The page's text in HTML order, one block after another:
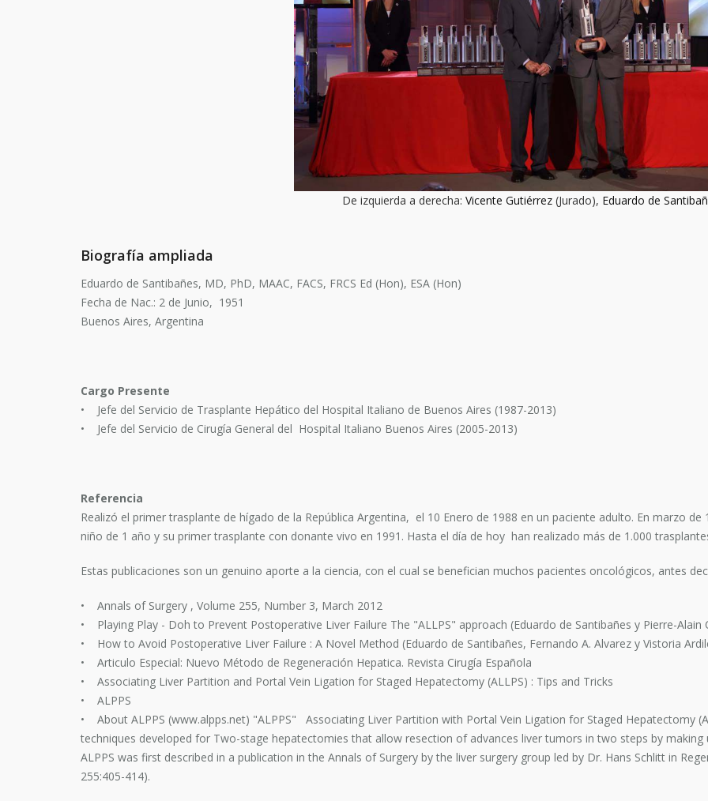
De izquierda a derecha: Vicente Gutiérrez (Jurado), Eduardo de
Biografía ampliada
Eduardo de Santibañes, MD, PhD, MAAC, FACS, FRCS Ed (Hon), ESA (Hon)
Fecha de Nac.: 2 de Junio, 1951
Buenos Aires, Argentina
Cargo Presente
• Jefe del Servicio de Trasplante Hepático del Hospital Italiano de Buenos Aires (1987-2013)
• Jefe del Servicio de Cirugía General del Hospital Italiano Buenos Aires (2005-2013)
Referencia
Realizó el primer trasplante de hígado de la República Argentina, el 10 Enero de 1988 en un paciente adulto. En marzo
niño de 1 año y su primer trasplante con donante vivo en 1991. Hasta el día de hoy han realizado más de 1.000
Estas publicaciones son un genuino aporte a la ciencia, con el cual se benefician muchos pacientes oncológicos, antes
• Annals of Surgery , Volume 255, Number 3, March 2012
• Playing Play - Doh to Prevent Postoperative Liver Failure The "ALLPS" approach (Eduardo de Santibañes y Pierre-Alain
• How to Avoid Postoperative Liver Failure : A Novel Method (Eduardo de Santibañes, Fernando A. Alvarez y Vistoria
• Articulo Especial: Nuevo Método de Regeneración Hepatica. Revista Cirugía Española
• Associating Liver Partition and Portal Vein Ligation for Staged Hepatectomy (ALLPS) : Tips and Tricks
• ALPPS
• About ALPPS (www.alpps.net) "ALPPS" Associating Liver Partition with Portal Vein Ligation for Staged Hepatectomy
techniques developed for Two-stage hepatectomies that allow resection of advances liver tumors in two steps by
ALPPS was first described in a publication in the Annals of Surgery by the liver surgery group led by Dr. Hans Schlitt in
255:405-414).